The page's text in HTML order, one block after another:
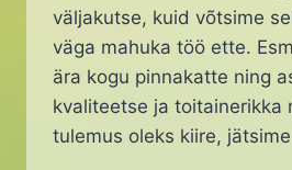
väljakutse, kuid võtsime
väga mahuka töö ette.
ära kogu pinnakatte ning
kvaliteetse ja toitainerikka
tulemus oleks kiire,